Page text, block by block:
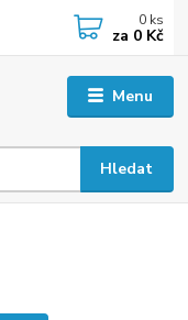
Menu
Hledat
0 ks
za 0 Kč